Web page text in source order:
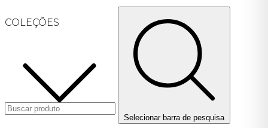
COLEÇÕES
Selecionar barra de pesquisa